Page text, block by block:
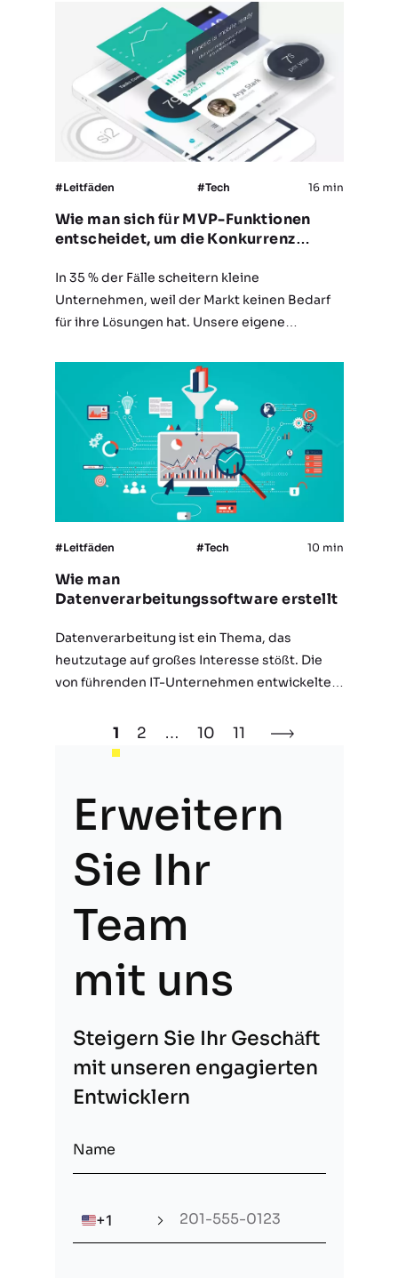
arbeiten daran, die Blockchain in ihr Geschäft
zu integrieren. Aber was genau IST…
#Leitfäden #Tech 16 min
Wie man sich für MVP-Funktionen
entscheidet, um die Konkurrenz
In 35 % der Fälle scheitern kleine
Unternehmen, weil der Markt keinen Bedarf
für ihre Lösungen hat. Unsere eigene
eines minimal lebensfähigen Produkts (MVP)
der beste Weg für Start-ups…
#Leitfäden #Tech 10 min
Wie man
Datenverarbeitungssoftware erstellt
Datenverarbeitung ist ein Thema, das
heutzutage auf großes Interesse stößt. Die
von führenden IT-Unternehmen entwickelten
wirken sich auf alle Branchen aus und sind in
der Lage, jeden Geschäftsprozess erheblich
1 2 … 10 11
Erweitern
Sie Ihr
Team
mit uns
Steigern Sie Ihr Geschäft
mit unseren engagierten
Entwicklern
🇺🇸+1